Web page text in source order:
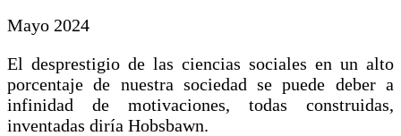
Mayo 2024
El desprestigio de las ciencias sociales en un alto
porcentaje de nuestra sociedad se puede deber a
infinidad de motivaciones, todas construidas,
inventadas diría Hobsbawn.